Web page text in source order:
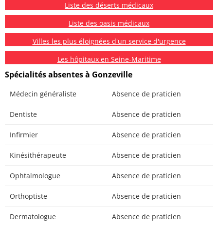
Liste des déserts médicaux
Liste des oasis médicaux
Villes les plus éloignées d'un service d'urgence
Les hôpitaux en Seine-Maritime
Spécialités absentes à Gonzeville
Médecin généraliste Absence de praticien
Dentiste Absence de praticien
Infirmier Absence de praticien
Kinésithérapeute Absence de praticien
Ophtalmologue Absence de praticien
Orthoptiste Absence de praticien
Dermatologue Absence de praticien